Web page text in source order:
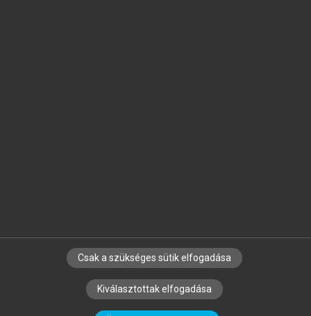
SZERZŐKNEK CÉGEKNEK KÖNYVTÁROSOKNAK
SZERKESZTÉSI ÉS LEKTORÁLÁSI ALAPELVEK
Csak a szükséges sütik elfogadása
Kiválasztottak elfogadása